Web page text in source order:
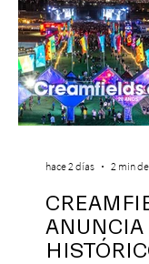
ANUNCIA
hace 2 días 2 min